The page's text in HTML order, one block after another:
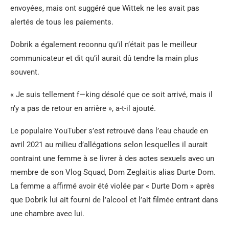
envoyées, mais ont suggéré que Wittek ne les avait pas
alertés de tous les paiements.
Dobrik a également reconnu qu’il n’était pas le meilleur
communicateur et dit qu’il aurait dû tendre la main plus
souvent.
« Je suis tellement f—king désolé que ce soit arrivé, mais il
n’y a pas de retour en arrière », a-t-il ajouté.
Le populaire YouTuber s’est retrouvé dans l’eau chaude en
avril 2021 au milieu d’allégations selon lesquelles il aurait
contraint une femme à se livrer à des actes sexuels avec un
membre de son Vlog Squad, Dom Zeglaitis alias Durte Dom.
La femme a affirmé avoir été violée par « Durte Dom » après
que Dobrik lui ait fourni de l’alcool et l’ait filmée entrant dans
une chambre avec lui.